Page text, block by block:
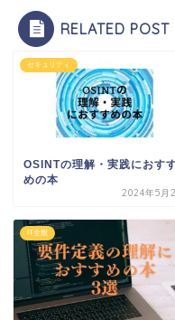
RELATED POST
セキュリティ
OSINTの理解・実践におす
めの本
2024年5月
IT全般